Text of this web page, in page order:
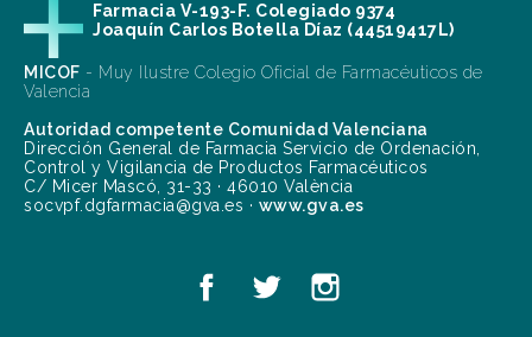
Farmacia V-193-F. Colegiado 9374
Joaquín Carlos Botella Díaz (44519417L)
MICOF - Muy Ilustre Colegio Oficial de Farmacéuticos de
Valencia
Autoridad competente Comunidad Valenciana
Dirección General de Farmacia Servicio de Ordenación,
Control y Vigilancia de Productos Farmacéuticos
C/ Micer Mascó, 31-33 · 46010 València
socvpf.dgfarmacia@gva.es · www.gva.es